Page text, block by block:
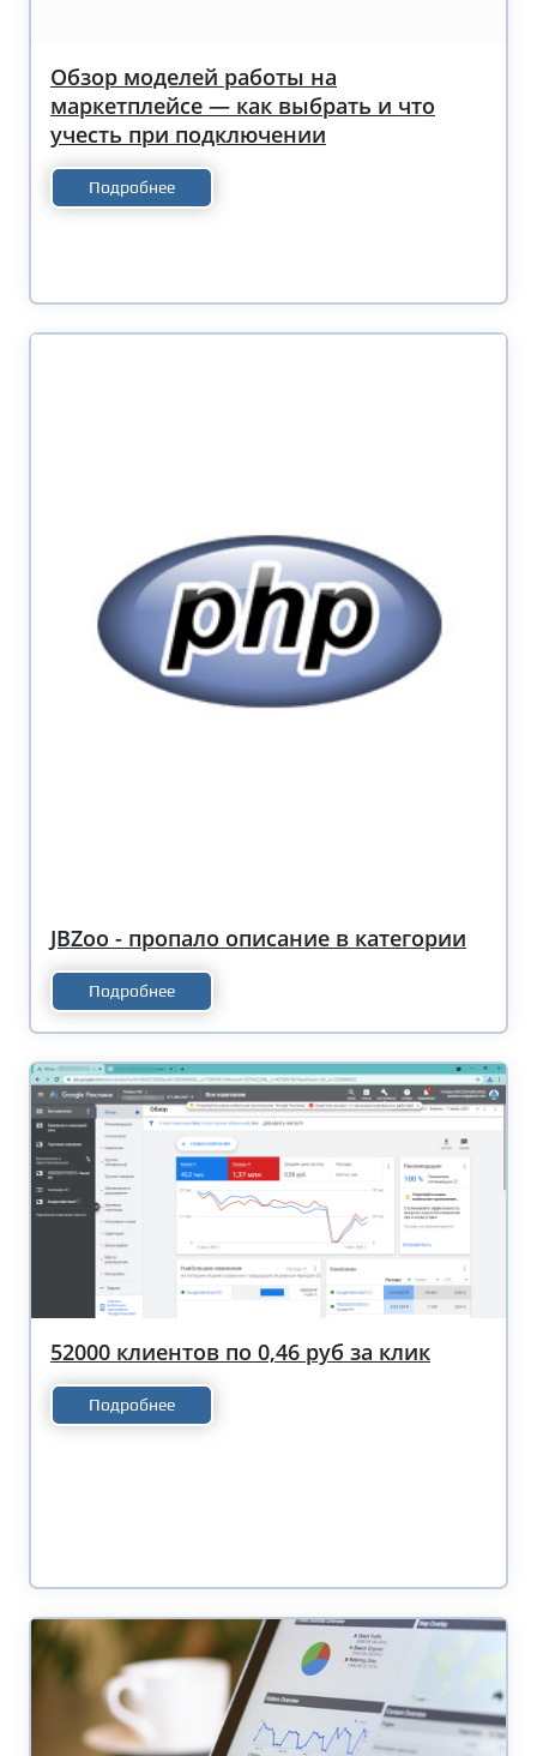
Обзор моделей работы на
маркетплейсе — как выбрать и что
учесть при подключении
Подробнее
JBZoo - пропало описание в категории
Подробнее
52000 клиентов по 0,46 руб за клик
Подробнее